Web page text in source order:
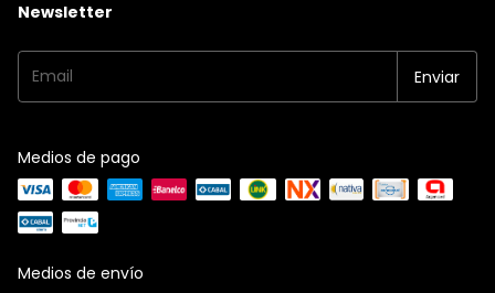
Newsletter
Medios de pago
Medios de envío